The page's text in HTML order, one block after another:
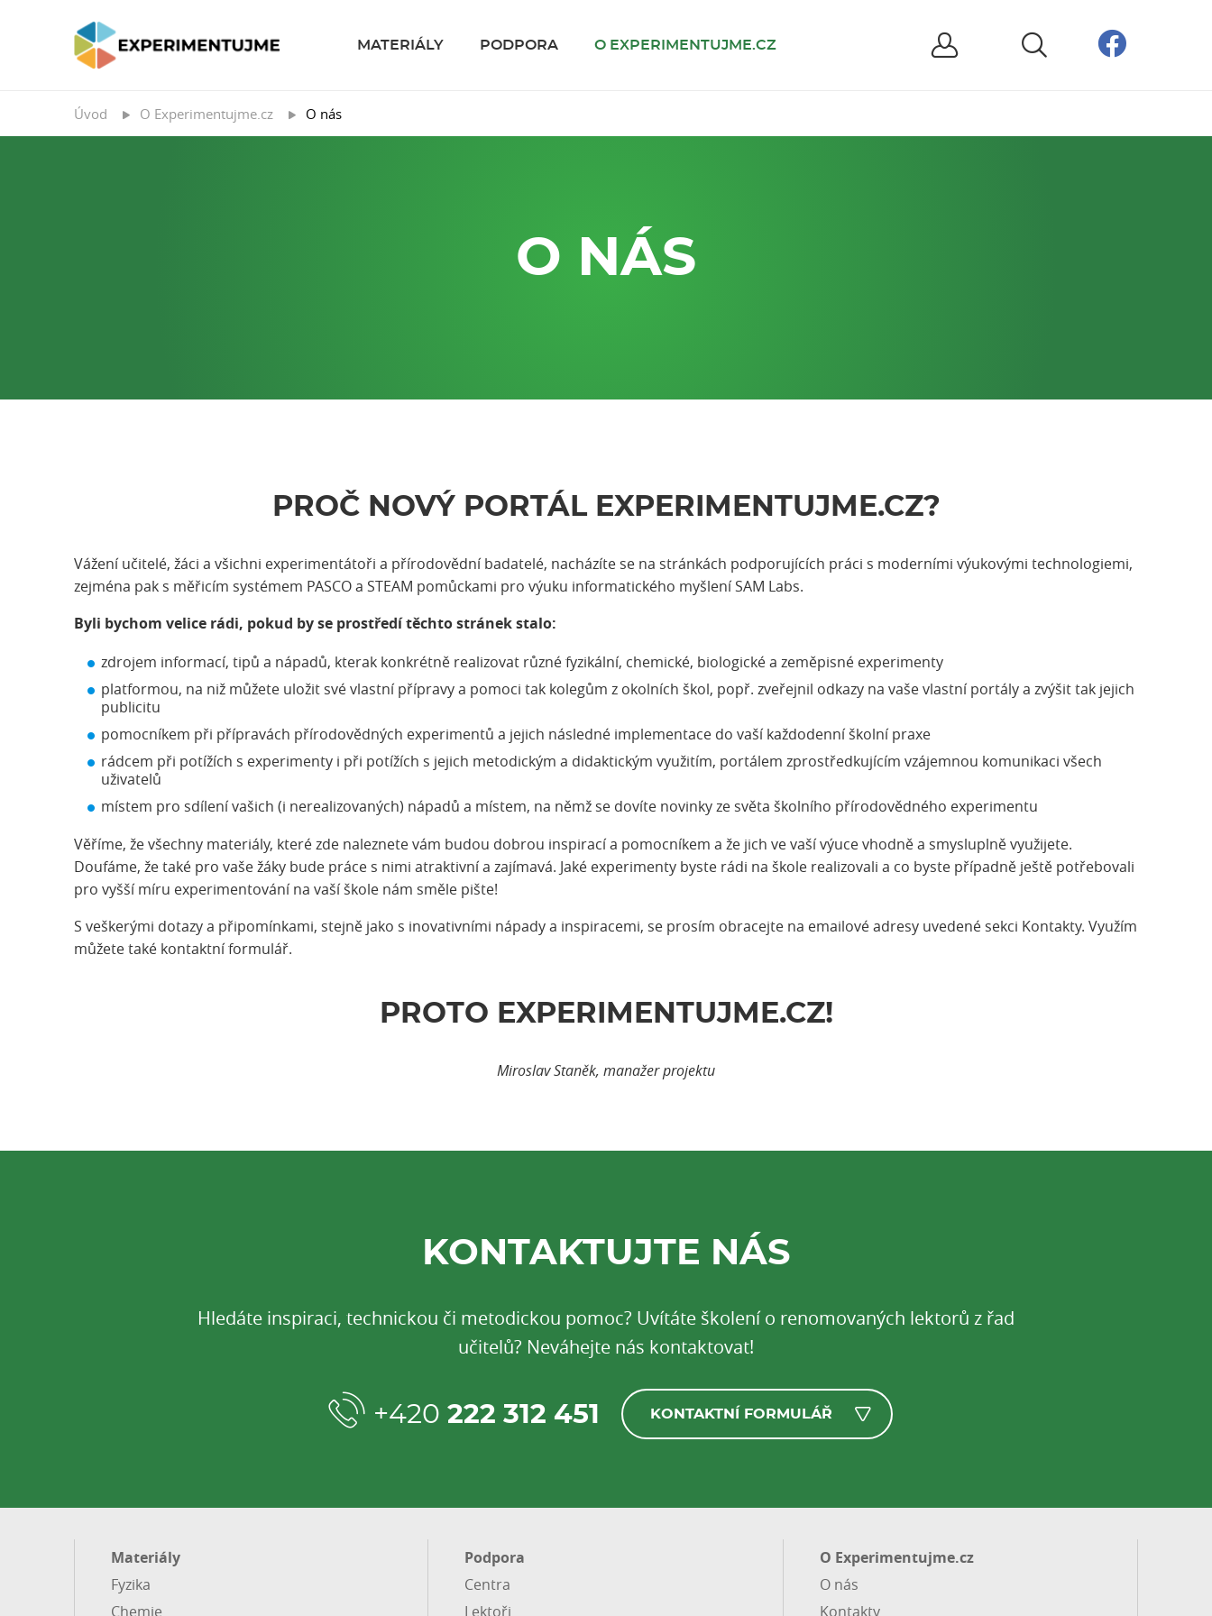
MATERIÁLY PODPORA O EXPERIMENTUJME.CZ
Úvod O Experimentujme.cz O nás
O NÁS
PROČ NOVÝ PORTÁL EXPERIMENTUJME.CZ?
Vážení učitelé, žáci a všichni experimentátoři a přírodovědní badatelé, nacházíte se na stránkách podporujících práci s moderními výukovými technologiemi,
zejména pak s měřicím systémem PASCO a STEAM pomůckami pro výuku informatického myšlení SAM Labs.
Byli bychom velice rádi, pokud by se prostředí těchto stránek stalo:
zdrojem informací, tipů a nápadů, kterak konkrétně realizovat různé fyzikální, chemické, biologické a zeměpisné experimenty
platformou, na niž můžete uložit své vlastní přípravy a pomoci tak kolegům z okolních škol, popř. zveřejnil odkazy na vaše vlastní portály a zvýšit tak jejich
publicitu
pomocníkem při přípravách přírodovědných experimentů a jejich následné implementace do vaší každodenní školní praxe
rádcem při potížích s experimenty i při potížích s jejich metodickým a didaktickým využitím, portálem zprostředkujícím vzájemnou komunikaci všech
uživatelů
místem pro sdílení vašich (i nerealizovaných) nápadů a místem, na němž se dovíte novinky ze světa školního přírodovědného experimentu
Věříme, že všechny materiály, které zde naleznete vám budou dobrou inspirací a pomocníkem a že jich ve vaší výuce vhodně a smysluplně využijete.
Doufáme, že také pro vaše žáky bude práce s nimi atraktivní a zajímavá. Jaké experimenty byste rádi na škole realizovali a co byste případně ještě potřebovali
pro vyšší míru experimentování na vaší škole nám směle pište!
S veškerými dotazy a připomínkami, stejně jako s inovativními nápady a inspiracemi, se prosím obracejte na emailové adresy uvedené sekci Kontakty. Využím
můžete také kontaktní formulář.
PROTO EXPERIMENTUJME.CZ!
Miroslav Staněk, manažer projektu
KONTAKTUJTE NÁS
Hledáte inspiraci, technickou či metodickou pomoc? Uvítáte školení o renomovaných lektorů z řad
učitelů? Neváhejte nás kontaktovat!
+420 222 312 451 KONTAKTNÍ FORMULÁŘ
Materiály
Fyzika
Chemie
Podpora
Centra
Lektoři
O Experimentujme.cz
O nás
Kontakty